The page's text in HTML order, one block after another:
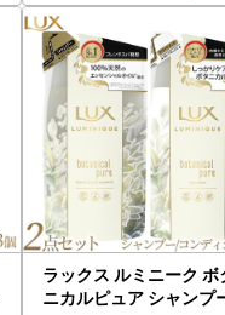
ラックス ルミニーク ボ
ニカルピュア シャンプ